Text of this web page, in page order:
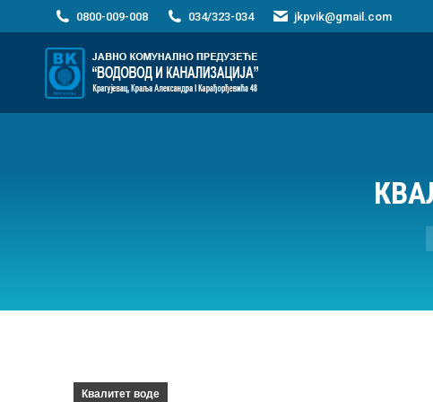
0800-009-008 034/323-034 jkpvik@gmail.com
Квалитет воде